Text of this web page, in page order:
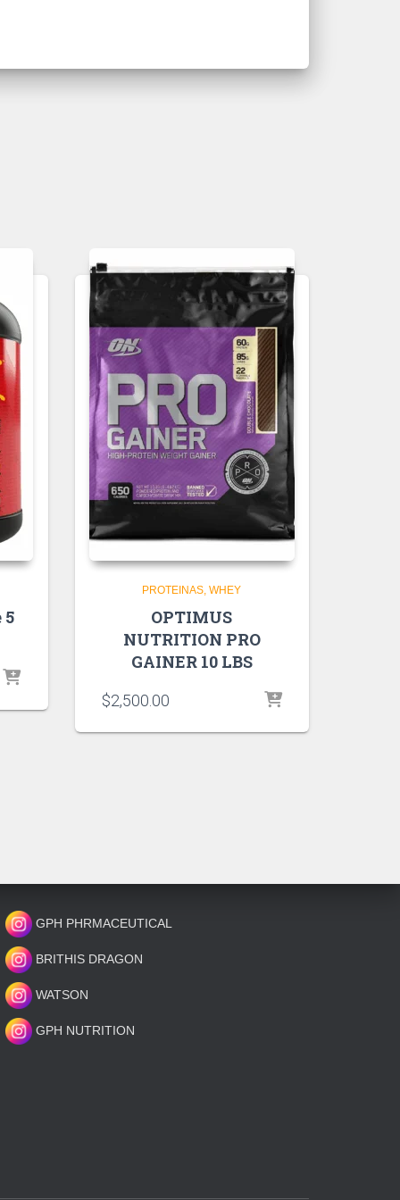
5
PROTEINAS WHEY
OPTIMUS
NUTRITION PRO
GAINER 10 LBS
$2,500.00
GPH PHRMACEUTICAL
BRITHIS DRAGON
WATSON
GPH NUTRITION